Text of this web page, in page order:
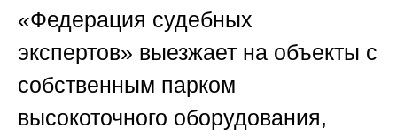
«Федерация судебных
экспертов» выезжает на объекты с
собственным парком
высокоточного оборудования,